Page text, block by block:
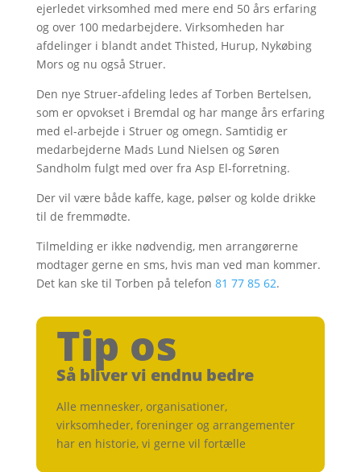
ejerledet virksomhed med mere end 50 års erfaring
og over 100 medarbejdere. Virksomheden har
afdelinger i blandt andet Thisted, Hurup, Nykøbing
Mors og nu også Struer.
Den nye Struer-afdeling ledes af Torben Bertelsen,
som er opvokset i Bremdal og har mange års erfaring
med el-arbejde i Struer og omegn. Samtidig er
medarbejderne Mads Lund Nielsen og Søren
Sandholm fulgt med over fra Asp El-forretning.
Der vil være både kaffe, kage, pølser og kolde drikke
til de fremmødte.
Tilmelding er ikke nødvendig, men arrangørerne
modtager gerne en sms, hvis man ved man kommer.
Det kan ske til Torben på telefon 81 77 85 62.
Tip os
Så bliver vi endnu bedre
Alle mennesker, organisationer,
virksomheder, foreninger og arrangementer
har en historie, vi gerne vil fortælle